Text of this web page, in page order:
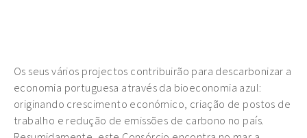
Os seus vários projectos contribuirão para descarbonizar a
economia portuguesa através da bioeconomia azul:
originando crescimento económico, criação de postos de
trabalho e redução de emissões de carbono no país.